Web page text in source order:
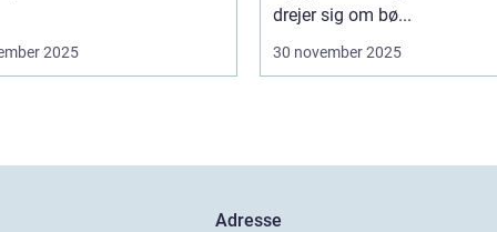
2025
drejer sig om bø...
30 november 2025
Adresse